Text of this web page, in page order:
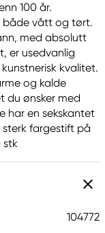
100 år.
både vått og tørt.
med absolutt
er usedvanlig
kvalitet.
og kalde
du ønsker med
har en sekskantet
sterk fargestift på
stk
104772